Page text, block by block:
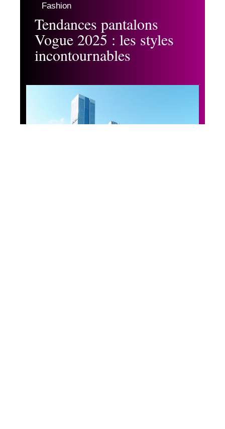
Fashion
Tendances pantalons
Vogue 2025 : les styles
incontournables